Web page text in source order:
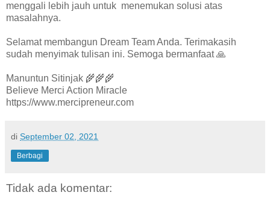
menggali lebih jauh untuk menemukan solusi atas
masalahnya.
Selamat membangun Dream Team Anda. Terimakasih
sudah menyimak tulisan ini. Semoga bermanfaat 🙏
Manuntun Sitinjak 🌾🌾🌾
Believe Merci Action Miracle
https://www.mercipreneur.com
di September 02, 2021
Berbagi
Tidak ada komentar: